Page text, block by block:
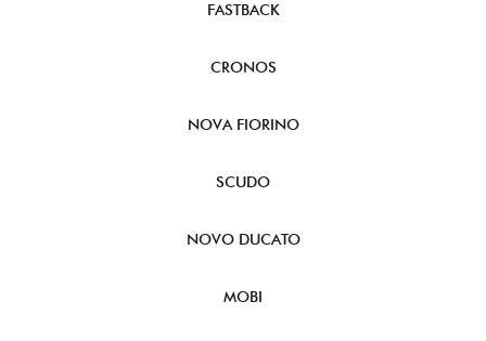
FASTBACK
CRONOS
NOVA FIORINO
SCUDO
NOVO DUCATO
MOBI